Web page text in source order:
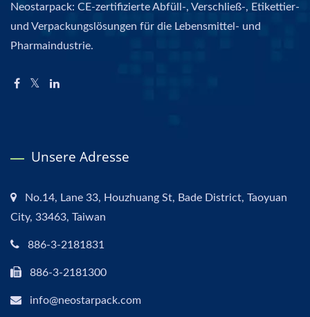
Neostarpack: CE-zertifizierte Abfüll-, Verschließ-, Etikettier-
und Verpackungslösungen für die Lebensmittel- und
Pharmaindustrie.
Unsere Adresse
No.14, Lane 33, Houzhuang St, Bade District, Taoyuan
City, 33463, Taiwan
886-3-2181831
886-3-2181300
info@neostarpack.com